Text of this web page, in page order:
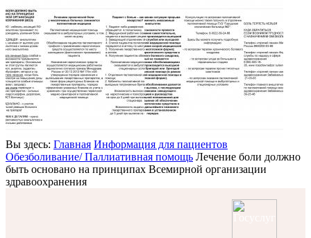
Вы здесь: Главная Информация для пациентов
Обезболивание/ Паллиативная помощь Лечение боли должно
быть основано на принципах Всемирной организации
здравоохранения